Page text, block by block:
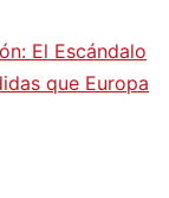
El Escándalo
que Europa